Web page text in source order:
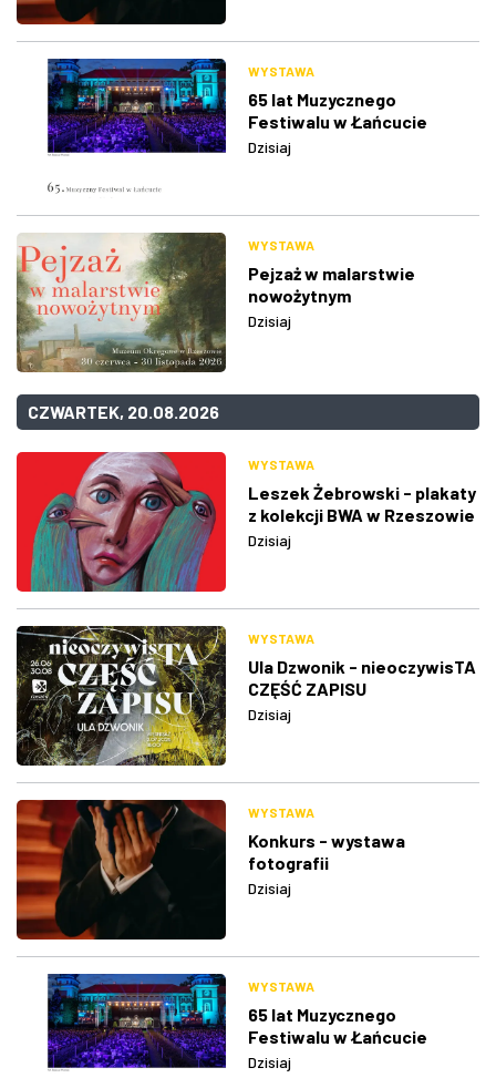
WYSTAWA
65 lat Muzycznego
Festiwalu w Łańcucie
Dzisiaj
WYSTAWA
Pejzaż w malarstwie
nowożytnym
Dzisiaj
CZWARTEK, 20.08.2026
WYSTAWA
Leszek Żebrowski - plakaty
z kolekcji BWA w Rzeszowie
Dzisiaj
WYSTAWA
Ula Dzwonik - nieoczywisTA
CZĘŚĆ ZAPISU
Dzisiaj
WYSTAWA
Konkurs - wystawa
fotografii
Dzisiaj
WYSTAWA
65 lat Muzycznego
Festiwalu w Łańcucie
Dzisiaj